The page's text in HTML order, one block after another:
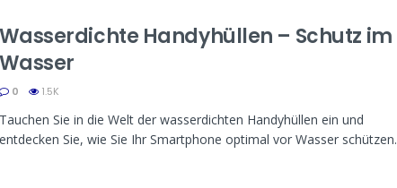
Wasserdichte Handyhüllen – Schutz im
Wasser
0 1.5K
Tauchen Sie in die Welt der wasserdichten Handyhüllen ein und
entdecken Sie, wie Sie Ihr Smartphone optimal vor Wasser schützen.